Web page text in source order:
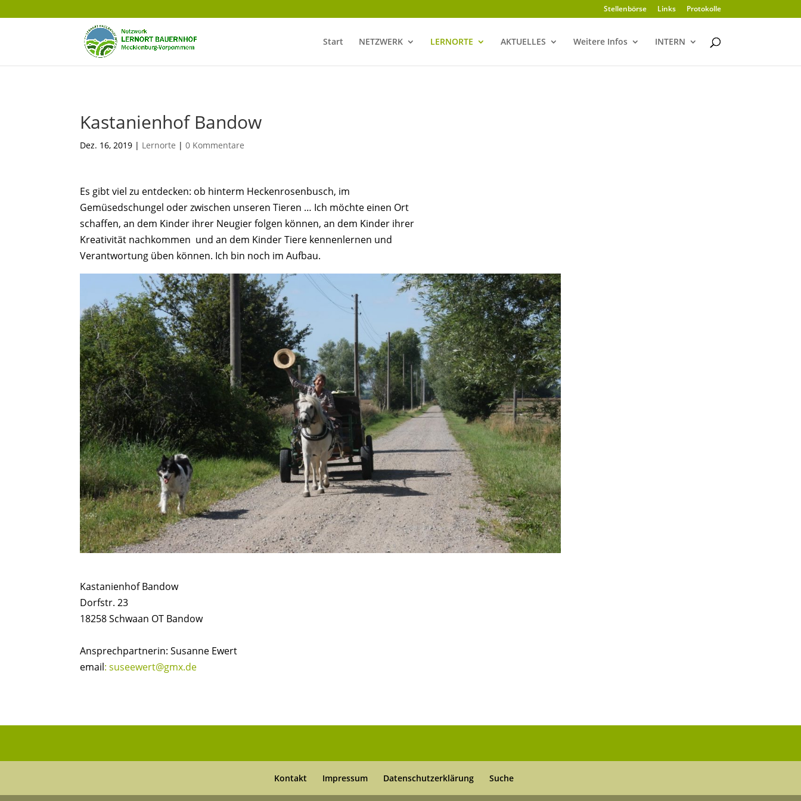
Stellenbörse Links Protokolle
Start NETZWERK LERNORTE AKTUELLES Weitere Infos INTERN
Kastanienhof Bandow
Dez. 16, 2019 | Lernorte |0 Kommentare
Es gibt viel zu entdecken: ob hinterm Heckenrosenbusch, im
Gemüsedschungel oder zwischen unseren Tieren … Ich möchte einen Ort
schaffen, an dem Kinder ihrer Neugier folgen können, an dem Kinder ihrer
Kreativität nachkommen und an dem Kinder Tiere kennenlernen und
Verantwortung üben können. Ich bin noch im Aufbau.
Kastanienhof Bandow
Dorfstr. 23
18258 Schwaan OT Bandow
Ansprechpartnerin: Susanne Ewert
email:suseewert@gmx.de
Kontakt Impressum Datenschutzerklärung Suche